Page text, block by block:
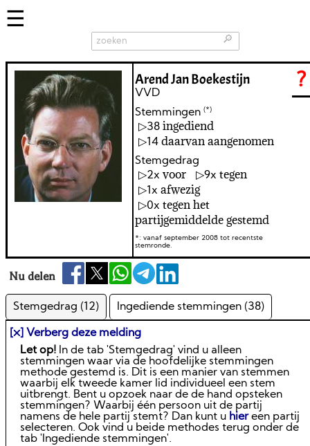
🔎
?
Arend Jan Boekestijn
VVD
Stemmingen (*)
38 ingediend
14 daarvan aangenomen
Stemgedrag
2
voor 9 tegen
1 afwezig
0
tegen het
partijgemiddelde gestemd
*: vanaf september 2008 tot recentste
stemronde.
Nu delen
Stemgedrag (12) Ingediende stemmingen (38)
[⛌] Verberg deze melding
Let op! In de tab 'Stemgedrag' vind u alleen
stemmingen waar via de hoofdelijke stemmingen
methode gestemd is. Dit is een manier van stemmen
waarbij elk tweede kamer lid individueel een stem
uitbrengt. Bent u opzoek naar de de hand opsteken
stemmingen? Waarbij één persoon uit de partij
namens de hele partij stemt? Dan kunt u hiereen partij
selecteren. Ook vind u beide methodes terug onder de
tab 'Ingediende stemmingen'.